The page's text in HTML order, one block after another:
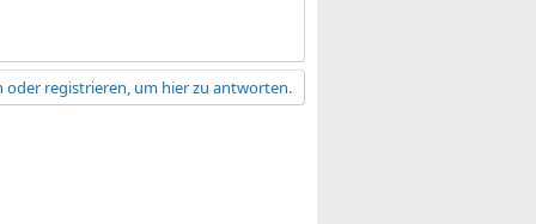
oder registrieren, um hier zu antworten.